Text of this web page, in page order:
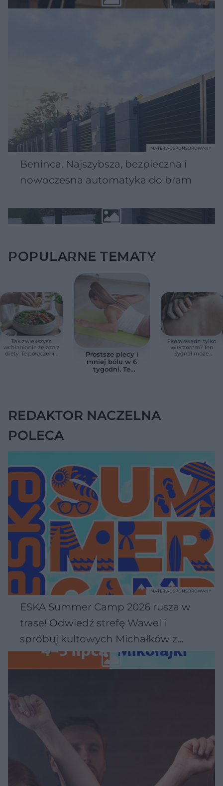
Beninca. Najszybsza, bezpieczna i
nowoczesna automatyka do bram
MATERIAŁ SPONSOROWANY
POPULARNE TEMATY
Tak zwiększysz
wchłanianie żelaza z
diety. Te połączenia
Prostsze plecy i
mniej bólu w 6
tygodni. Te
Skóra swędzi tylko
wieczorem? Ten
sygnał może
REDAKTOR NACZELNA
POLECA
ESKA Summer Camp 2026 rusza w
trasę! Odwiedź strefę Wawel i
spróbuj kultowych Michałków z
Wawelu
MATERIAŁ SPONSOROWANY